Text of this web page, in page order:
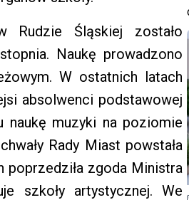
Rudzie Śląskiej zostało
Naukę prowadzono
W ostatnich latach
absolwenci podstawowej
naukę muzyki na poziomie
Rady Miast powstała
poprzedziła zgoda Ministra
szkoły artystycznej. We